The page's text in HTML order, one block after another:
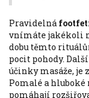
Pravidelná
vnímáte jakékoli
dobu těmto
pocit pohody.
účinky masáže, je
Pomalé a hluboké
pomáhají